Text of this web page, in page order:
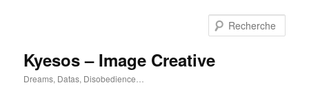
Kyesos – Image Creative
Dreams, Datas, Disobedience…